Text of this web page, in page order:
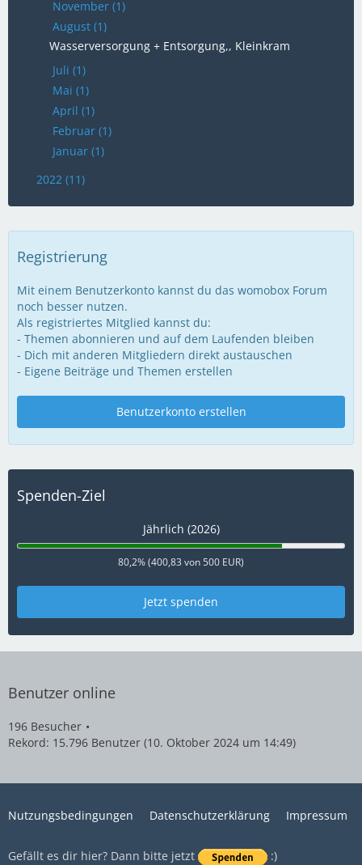
November (1)
August (1)
Wasserversorgung + Entsorgung,, Kleinkram
Juli (1)
Mai (1)
April (1)
Februar (1)
Januar (1)
2022 (11)
Registrierung
Mit einem Benutzerkonto kannst du das womobox Forum
noch besser nutzen.
Als registriertes Mitglied kannst du:
- Themen abonnieren und auf dem Laufenden bleiben
- Dich mit anderen Mitgliedern direkt austauschen
- Eigene Beiträge und Themen erstellen
Benutzerkonto erstellen
Spenden-Ziel
Jährlich (2026)
80,2% (400,83 von 500 EUR)
Jetzt spenden
Benutzer online
196 Besucher
Rekord: 15.796 Benutzer (10. Oktober 2024 um 14:49)
Nutzungsbedingungen Datenschutzerklärung Impressum
Gefällt es dir hier? Dann bitte jetzt :)